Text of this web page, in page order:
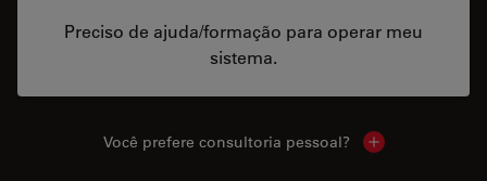
Preciso de ajuda/formação para operar meu
sistema.
Você prefere consultoria pessoal? Show local